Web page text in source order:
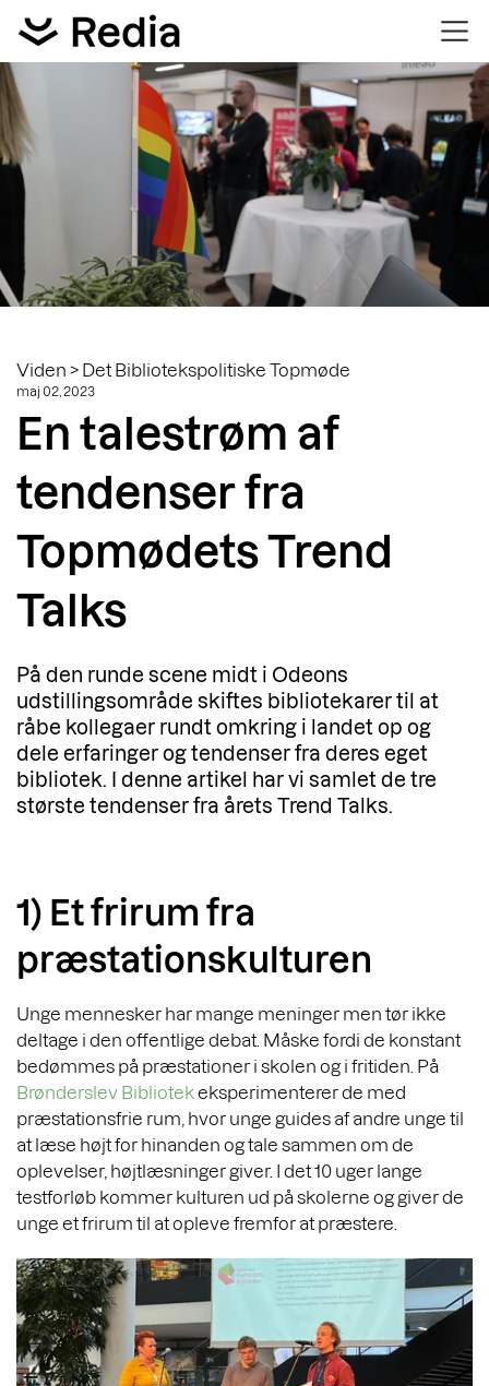
Viden > Det Bibliotekspolitiske Topmøde
maj 02, 2023
En talestrøm af
tendenser fra
Topmødets Trend
Talks
På den runde scene midt i Odeons
udstillingsområde skiftes bibliotekarer til at
råbe kollegaer rundt omkring i landet op og
dele erfaringer og tendenser fra deres eget
bibliotek. I denne artikel har vi samlet de tre
største tendenser fra årets Trend Talks.
1) Et frirum fra
præstationskulturen
Unge mennesker har mange meninger men tør ikke
deltage i den offentlige debat. Måske fordi de konstant
bedømmes på præstationer i skolen og i fritiden. På
Brønderslev Bibliotekeksperimenterer de med
præstationsfrie rum, hvor unge guides af andre unge til
at læse højt for hinanden og tale sammen om de
oplevelser, højtlæsninger giver. I det 10 uger lange
testforløb kommer kulturen ud på skolerne og giver de
unge et frirum til at opleve fremfor at præstere.